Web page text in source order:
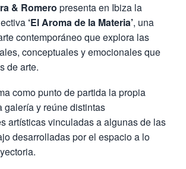
& Romero presenta en Ibiza la
‘El Aroma de la Materia’, una
contemporáneo que explora las
conceptuales y emocionales que
de arte.
como punto de partida la propia
galería y reúne distintas
artísticas vinculadas a algunas de las
desarrolladas por el espacio a lo